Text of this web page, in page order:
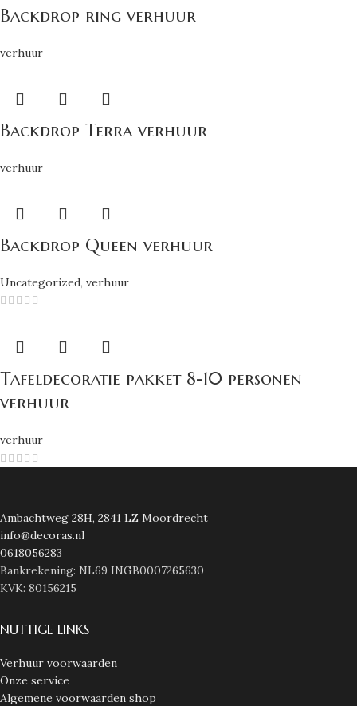
Backdrop ring verhuur
verhuur
Backdrop Terra verhuur
verhuur
Backdrop Queen verhuur
Uncategorized, verhuur
Tafeldecoratie pakket 8-10 personen
verhuur
verhuur
Ambachtweg 28H, 2841 LZ Moordrecht
info@decoras.nl
0618056283
Bankrekening: NL69 INGB0007265630
KVK: 80156215
NUTTIGE LINKS
Verhuur voorwaarden
Onze service
Algemene voorwaarden shop